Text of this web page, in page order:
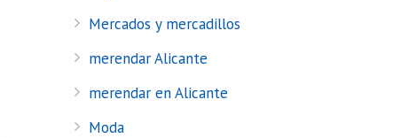
Mercados y mercadillos
merendar Alicante
merendar en Alicante
Moda